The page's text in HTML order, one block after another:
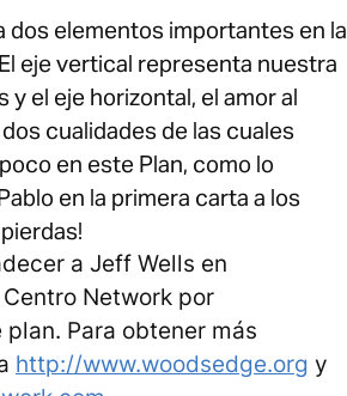
dos elementos importantes en la
eje vertical representa nuestra
y el eje horizontal, el amor al
cualidades de las cuales
en este Plan, como lo
en la primera carta a los
a Jeff Wells en
Network por
Para obtener más
http://www.woodsedge.org y